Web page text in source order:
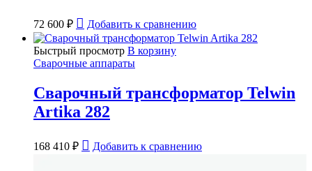
72 600 ₽ Добавить к сравнению
Быстрый просмотр В корзину
Сварочные аппараты
Сварочный трансформатор Telwin
Artika 282
168 410 ₽ Добавить к сравнению